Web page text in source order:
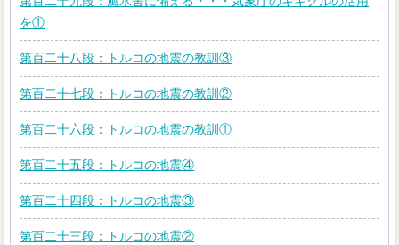
を①
第百二十八段：トルコの地震の教訓③
第百二十七段：トルコの地震の教訓②
第百二十六段：トルコの地震の教訓①
第百二十五段：トルコの地震④
第百二十四段：トルコの地震③
第百二十三段：トルコの地震②